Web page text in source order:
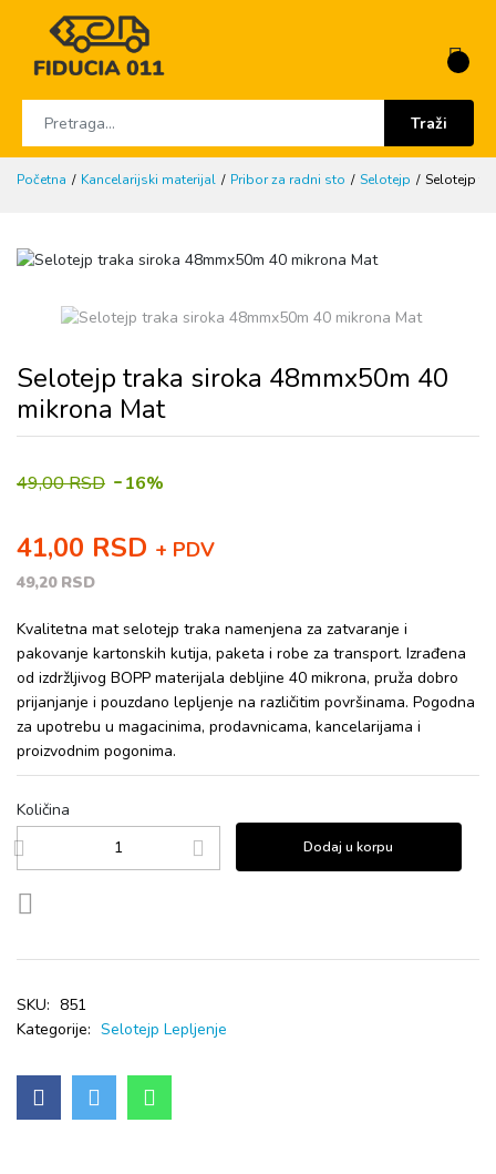
Traži
Početna Kancelarijski materijal Pribor za radni sto Selotejp Selotejp
Selotejp traka siroka 48mmx50m 40
mikrona Mat
49,00 RSD -16%
41,00 RSD + PDV
49,20 RSD
Kvalitetna mat selotejp traka namenjena za zatvaranje i
pakovanje kartonskih kutija, paketa i robe za transport. Izrađena
od izdržljivog BOPP materijala debljine 40 mikrona, pruža dobro
prijanjanje i pouzdano lepljenje na različitim površinama. Pogodna
za upotrebu u magacinima, prodavnicama, kancelarijama i
proizvodnim pogonima.
Količina
Dodaj u korpu
SKU: 851
Kategorije: Selotejp Lepljenje